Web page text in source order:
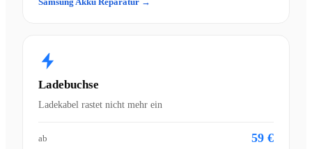
Ladebuchse
Ladekabel rastet nicht mehr ein
ab 59 €